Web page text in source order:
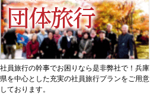
社員旅行の幹事でお困りなら是非弊社で！兵庫
県を中心とした充実の社員旅行プランをご用意
しております。